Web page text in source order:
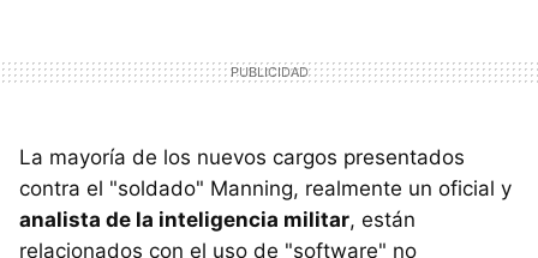
La mayoría de los nuevos cargos presentados
contra el "soldado" Manning, realmente un oficial y
analista de la inteligencia militar, están
relacionados con el uso de "software" no